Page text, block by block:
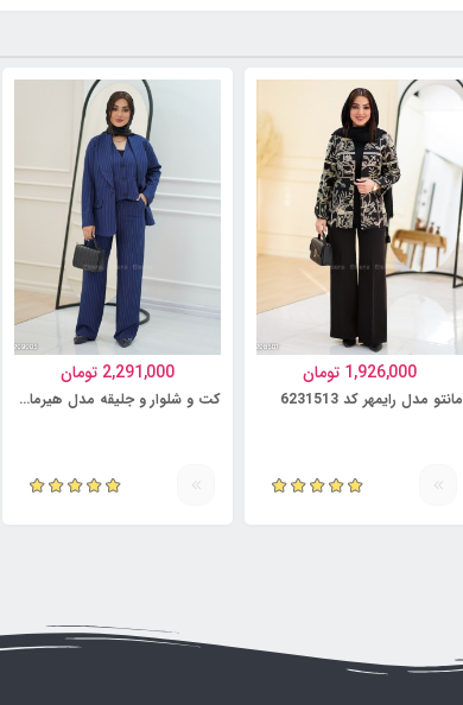
1,926,000 تومان
مانتو مدل رایمهر کد 6231513
2,291,000 تومان
کت و شلوار و جلیقه مدل هیرمان کد 6231499